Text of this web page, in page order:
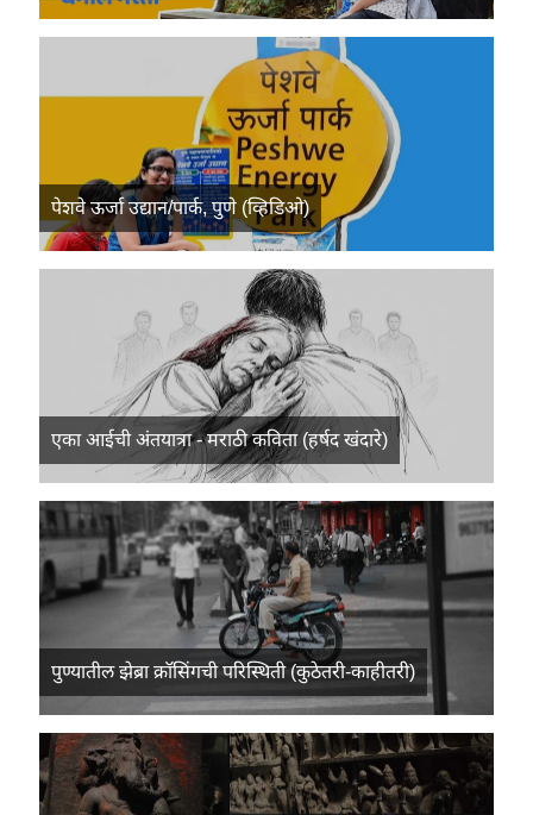
पेशवे ऊर्जा उद्यान/पार्क, पुणे (व्हिडिओ)
एका आईची अंतयात्रा - मराठी कविता (हर्षद खंदारे)
पुण्यातील झेब्रा क्रॉसिंगची परिस्थिती (कुठेतरी-काहीतरी)